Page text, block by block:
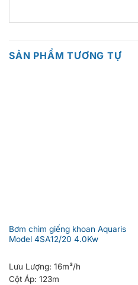
SẢN PHẨM TƯƠNG TỰ
Bơm chìm giếng khoan Aquaris
Model 4SA12/20 4.0Kw
Lưu Lượng: 16m³/h
Cột Áp: 123m